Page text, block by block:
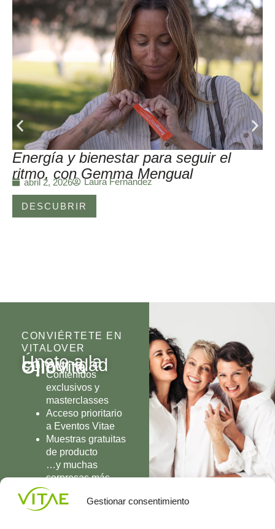
Gestionar consentimiento
Energía y bienestar para seguir el
ritmo, con Gemma Mengual
abril 2, 2026 Laura Fernández
DESCUBRIR
CONVIÉRTETE EN
VITALOVER
Únete a la
comunidad
OlioVita
Contenidos
exclusivos y
masterclasses
Acceso prioritario
a Eventos Vitae
Muestras gratuitas
de producto
…y muchas
sorpresas más
UNIRME